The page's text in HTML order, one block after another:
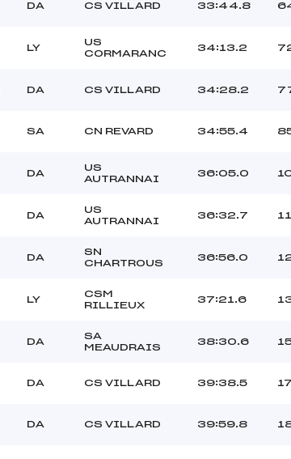
DA CS VILLARD 33:44.8
LY
US
CORMARANC
34:13.2
DA CS VILLARD 34:28.2
SA CN REVARD 34:55.4
DA
US
AUTRANNAI
36:05.0
DA
US
AUTRANNAI
36:32.7
DA
SN
CHARTROUS
36:56.0
LY
CSM
RILLIEUX
37:21.6
DA
SA
MEAUDRAIS
38:30.6
DA CS VILLARD 39:38.5
DA CS VILLARD 39:59.8